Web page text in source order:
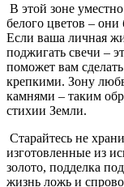
В этой зоне
белого цветов –
Если ваша личная
поджигать свечи –
поможет вам
крепкими. Зону
камнями – таким
стихии Земли.
Старайтесь не
изготовленные из
золото, подделка
жизнь ложь и